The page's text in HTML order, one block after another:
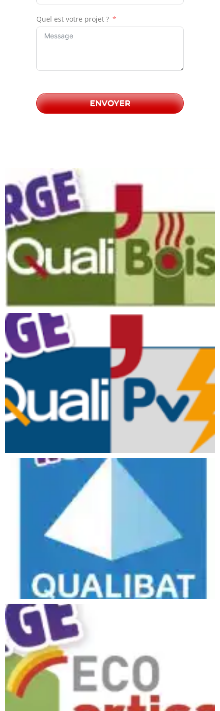
Quel est votre projet ?